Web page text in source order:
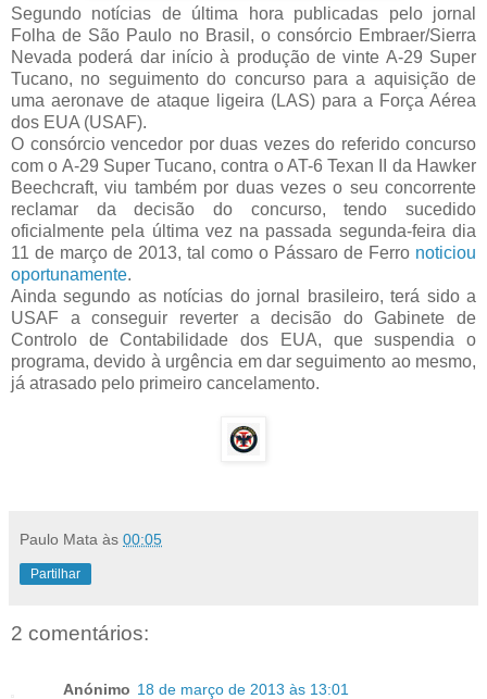
Segundo notícias de última hora publicadas pelo jornal
Folha de São Paulo no Brasil, o consórcio Embraer/Sierra
Nevada poderá dar início à produção de vinte A-29 Super
Tucano, no seguimento do concurso para a aquisição de
uma aeronave de ataque ligeira (LAS) para a Força Aérea
dos EUA (USAF).
O consórcio vencedor por duas vezes do referido concurso
com o A-29 Super Tucano, contra o AT-6 Texan II da Hawker
Beechcraft, viu também por duas vezes o seu concorrente
reclamar da decisão do concurso, tendo sucedido
oficialmente pela última vez na passada segunda-feira dia
11 de março de 2013, tal como o Pássaro de Ferro noticiou
oportunamente.
Ainda segundo as notícias do jornal brasileiro, terá sido a
USAF a conseguir reverter a decisão do Gabinete de
Controlo de Contabilidade dos EUA, que suspendia o
programa, devido à urgência em dar seguimento ao mesmo,
já atrasado pelo primeiro cancelamento.
Paulo Mata às 00:05
Partilhar
2 comentários:
Anónimo 18 de março de 2013 às 13:01